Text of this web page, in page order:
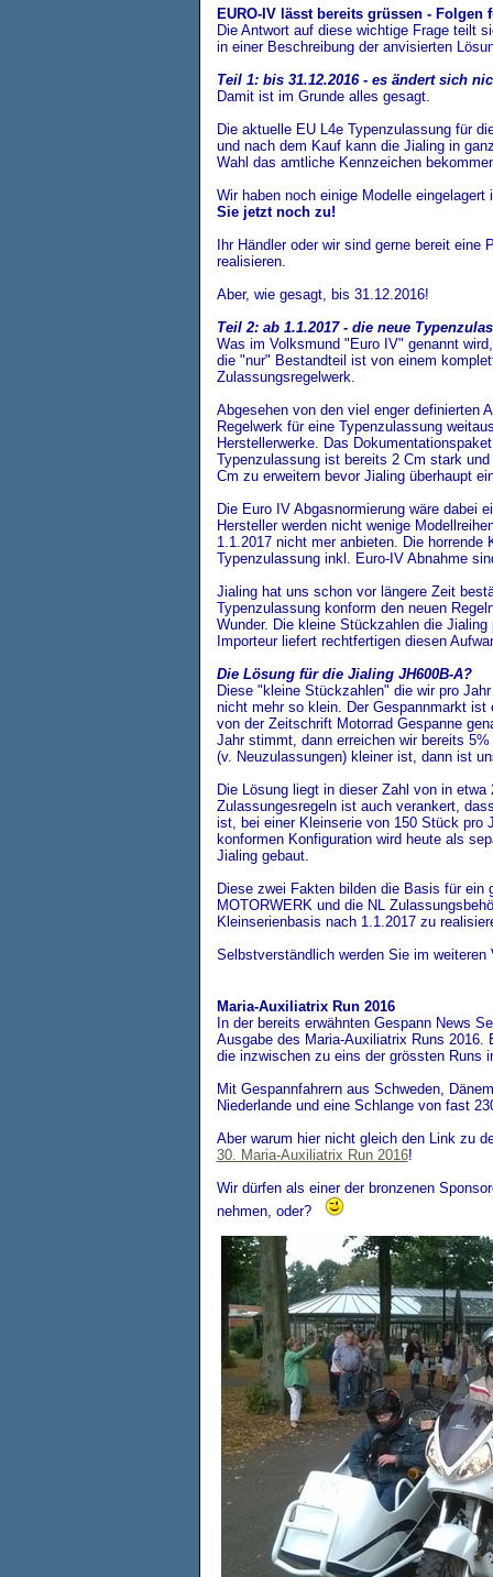
EURO-IV lässt bereits grüssen - Folgen
Die Antwort auf diese wichtige Frage teilt
in einer Beschreibung der anvisierten
Teil 1: bis 31.12.2016 - es ändert sich
Damit ist im Grunde alles gesagt.
Die aktuelle EU L4e Typenzulassung für
und nach dem Kauf kann die Jialing in
Wahl das amtliche Kennzeichen
Wir haben noch einige Modelle
Sie jetzt noch zu!
Ihr Händler oder wir sind gerne bereit eine
realisieren.
Aber, wie gesagt, bis 31.12.2016!
Teil 2: ab 1.1.2017 - die neue
Was im Volksmund "Euro IV" genannt
die "nur" Bestandteil ist von einem
Zulassungsregelwerk.
Abgesehen von den viel enger definierten
Regelwerk für eine Typenzulassung
Herstellerwerke. Das
Typenzulassung ist bereits 2 Cm stark
Cm zu erweitern bevor Jialing überhaupt
Die Euro IV Abgasnormierung wäre dabei
Hersteller werden nicht wenige
1.1.2017 nicht mer anbieten. Die horrende
Typenzulassung inkl. Euro-IV Abnahme
Jialing hat uns schon vor längere Zeit
Typenzulassung konform den neuen
Wunder. Die kleine Stückzahlen die
Importeur liefert rechtfertigen diesen
Die Lösung für die Jialing JH600B-A?
Diese "kleine Stückzahlen" die wir pro
nicht mehr so klein. Der Gespannmarkt ist
von der Zeitschrift Motorrad Gespanne
Jahr stimmt, dann erreichen wir bereits
(v. Neuzulassungen) kleiner ist, dann ist
Die Lösung liegt in dieser Zahl von in
Zulassungesregeln ist auch verankert,
ist, bei einer Kleinserie von 150 Stück pro
konformen Konfiguration wird heute als
Jialing gebaut.
Diese zwei Fakten bilden die Basis für ein
MOTORWERK und die NL
Kleinserienbasis nach 1.1.2017 zu
Selbstverständlich werden Sie im weiteren
Maria-Auxiliatrix Run 2016
In der bereits erwähnten Gespann News
Ausgabe des Maria-Auxiliatrix Runs 2016.
die inzwischen zu eins der grössten Runs
Mit Gespannfahrern aus Schweden,
Niederlande und eine Schlange von fast
Aber warum hier nicht gleich den Link zu
30. Maria-Auxiliatrix Run 2016!
Wir dürfen als einer der bronzenen
nehmen, oder?